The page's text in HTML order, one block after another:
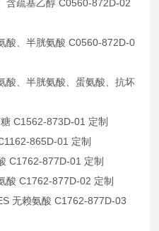
含疏基乙醇 C0560-872D-02
酸、半胱氨酸 C0560-872D-0
酸、半胱氨酸、蛋氨酸、抗坏
C1562-873D-01 定制
865D-01 定制
C1762-877D-01 定制
酸 C1762-877D-02 定制
无赖氨酸 C1762-877D-03